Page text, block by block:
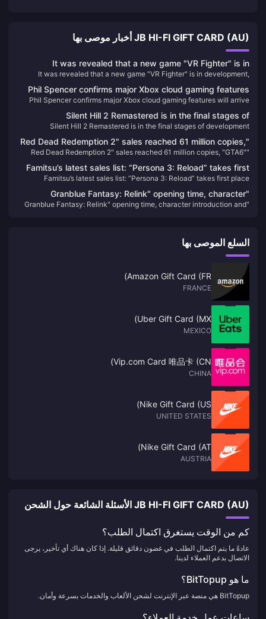
JB HI-FI GIFT CARD (AU) أخبار موصى بها
It was revealed that a new game "VR Fighter" is in
development, aiming to become a competitor to "Street
Fighter" and "Tekken"
It was revealed that a new game "VR Fighter" is in development,
Phil Spencer confirms major Xbox cloud gaming features
will arrive this year
Phil Spencer confirms major Xbox cloud gaming features will arrive
Silent Hill 2 Remastered is in the final stages of
development
Silent Hill 2 Remastered is in the final stages of development
"Red Dead Redemption 2" sales reached 61 million copies,
"GTA6" may not be released until April 25
"Red Dead Redemption 2" sales reached 61 million copies, "GTA6"
Famitsu’s latest sales list: “Persona 3: Reload” takes first
place
Famitsu’s latest sales list: “Persona 3: Reload” takes first place
"Granblue Fantasy: Relink" opening time, character
introduction and other information announced
"Granblue Fantasy: Relink" opening time, character introduction and
السلع الموصى بها
Amazon Gift Card (FR)
FRANCE
Uber Gift Card (MX)
MEXICO
Vip.com Card 唯品卡 (CN)
CHINA
Nike Gift Card (US)
UNITED STATES
Nike Gift Card (AT)
AUSTRIA
JB HI-FI GIFT CARD (AU) الأسئلة الشائعة حول الشحن
كم من الوقت يستغرق اكتمال الطلب؟
عادةً ما يتم اكتمال الطلب في غضون دقائق قليلة. إذا كان هناك أي تأخير، يرجى
الاتصال بدعم العملاء لدينا.
ما هو BitTopup؟
BitTopup هي منصة عبر الإنترنت لشحن الألعاب والخدمات بسرعة وأمان.